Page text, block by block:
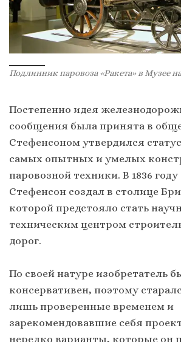
Подлинник паровоза «Ракета» в Музее
Постепенно идея
сообщения была принята в
Стефенсоном утвердился
самых опытных и умелых
паровозной техники. В 1836
Стефенсон создал в столице
которой предстояло стать
техническим центром
дорог.
По своей натуре изобретатель
консервативен, поэтому
лишь проверенные временем и
зарекомендовавшие себя
нередко варианты, которые он